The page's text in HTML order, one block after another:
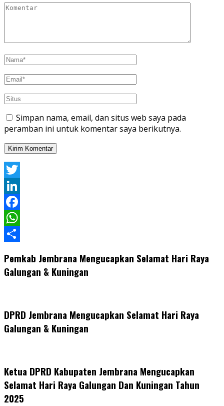
Simpan nama, email, dan situs web saya pada
peramban ini untuk komentar saya berikutnya.
Twitter
LinkedIn
Facebook
WhatsApp
Pemkab Jembrana Mengucapkan Selamat Hari Raya
Galungan & Kuningan
DPRD Jembrana Mengucapkan Selamat Hari Raya
Galungan & Kuningan
Ketua DPRD Kabupaten Jembrana Mengucapkan
Selamat Hari Raya Galungan Dan Kuningan Tahun
2025